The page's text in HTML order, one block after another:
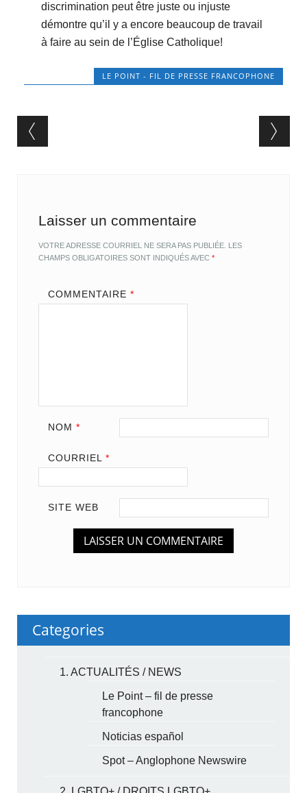
discrimination peut être juste ou injuste
démontre qu’il y a encore beaucoup de travail
à faire au sein de l’Église Catholique!
LE POINT - FIL DE PRESSE FRANCOPHONE
Post navigation
Laisser un commentaire
VOTRE ADRESSE COURRIEL NE SERA PAS PUBLIÉE. LES
CHAMPS OBLIGATOIRES SONT INDIQUÉS AVEC*
COMMENTAIRE *
NOM *
COURRIEL *
SITE WEB
Categories
1. ACTUALITÉS / NEWS
Le Point – fil de presse
francophone
Noticias español
Spot – Anglophone Newswire